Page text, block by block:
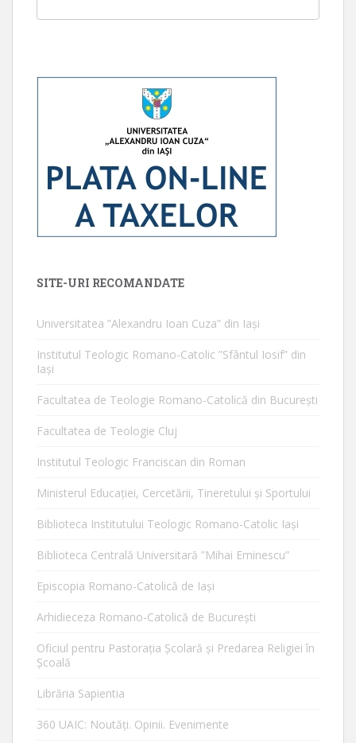
SITE-URI RECOMANDATE
Universitatea ”Alexandru Ioan Cuza” din Iaşi
Institutul Teologic Romano-Catolic ”Sfântul Iosif” din
Iaşi
Facultatea de Teologie Romano-Catolică din Bucureşti
Facultatea de Teologie Cluj
Institutul Teologic Franciscan din Roman
Ministerul Educaţiei, Cercetării, Tineretului şi Sportului
Biblioteca Institutului Teologic Romano-Catolic Iaşi
Biblioteca Centrală Universitară ”Mihai Eminescu”
Episcopia Romano-Catolică de Iaşi
Arhidieceza Romano-Catolică de Bucureşti
Oficiul pentru Pastorația Școlară și Predarea Religiei în
Școală
Librăria Sapientia
360 UAIC: Noutăţi. Opinii. Evenimente